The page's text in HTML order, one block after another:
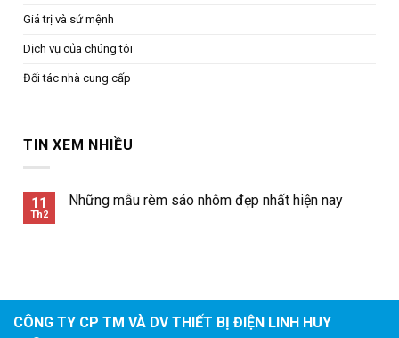
Giá trị và sứ mệnh
Dịch vụ của chúng tôi
Đối tác nhà cung cấp
TIN XEM NHIỀU
11
Th2
Những mẫu rèm sáo nhôm đẹp nhất hiện nay
CÔNG TY CP TM VÀ DV THIẾT BỊ ĐIỆN LINH HUY